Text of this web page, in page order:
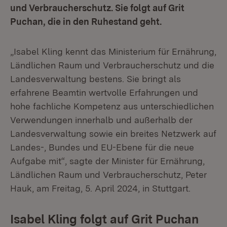
und Verbraucherschutz. Sie folgt auf Grit
Puchan, die in den Ruhestand geht.
„Isabel Kling kennt das Ministerium für Ernährung,
Ländlichen Raum und Verbraucherschutz und die
Landesverwaltung bestens. Sie bringt als
erfahrene Beamtin wertvolle Erfahrungen und
hohe fachliche Kompetenz aus unterschiedlichen
Verwendungen innerhalb und außerhalb der
Landesverwaltung sowie ein breites Netzwerk auf
Landes-, Bundes und EU-Ebene für die neue
Aufgabe mit“, sagte der Minister für Ernährung,
Ländlichen Raum und Verbraucherschutz, Peter
Hauk, am Freitag, 5. April 2024, in Stuttgart.
Isabel Kling folgt auf Grit Puchan